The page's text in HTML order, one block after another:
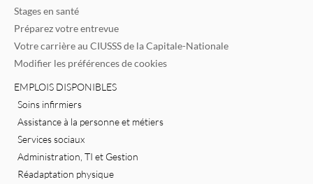
Stages en santé
Préparez votre entrevue
Votre carrière au CIUSSS de la Capitale-Nationale
Modifier les préférences de cookies
EMPLOIS DISPONIBLES
Soins infirmiers
Assistance à la personne et métiers
Services sociaux
Administration, TI et Gestion
Réadaptation physique